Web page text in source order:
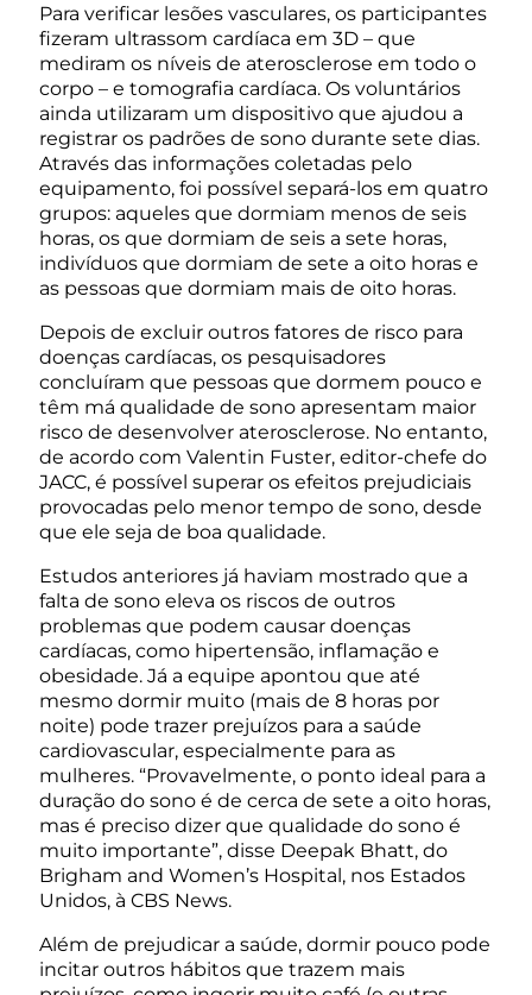
Para verificar lesões vasculares, os participantes
fizeram ultrassom cardíaca em 3D – que
mediram os níveis de aterosclerose em todo o
corpo – e tomografia cardíaca. Os voluntários
ainda utilizaram um dispositivo que ajudou a
registrar os padrões de sono durante sete dias.
Através das informações coletadas pelo
equipamento, foi possível separá-los em quatro
grupos: aqueles que dormiam menos de seis
horas, os que dormiam de seis a sete horas,
indivíduos que dormiam de sete a oito horas e
as pessoas que dormiam mais de oito horas.
Depois de excluir outros fatores de risco para
doenças cardíacas, os pesquisadores
concluíram que pessoas que dormem pouco e
têm má qualidade de sono apresentam maior
risco de desenvolver aterosclerose. No entanto,
de acordo com Valentin Fuster, editor-chefe do
JACC, é possível superar os efeitos prejudiciais
provocadas pelo menor tempo de sono, desde
que ele seja de boa qualidade.
Estudos anteriores já haviam mostrado que a
falta de sono eleva os riscos de outros
problemas que podem causar doenças
cardíacas, como hipertensão, inflamação e
obesidade. Já a equipe apontou que até
mesmo dormir muito (mais de 8 horas por
noite) pode trazer prejuízos para a saúde
cardiovascular, especialmente para as
mulheres. “Provavelmente, o ponto ideal para a
duração do sono é de cerca de sete a oito horas,
mas é preciso dizer que qualidade do sono é
muito importante”, disse Deepak Bhatt, do
Brigham and Women’s Hospital, nos Estados
Unidos, à CBS News.
Além de prejudicar a saúde, dormir pouco pode
incitar outros hábitos que trazem mais